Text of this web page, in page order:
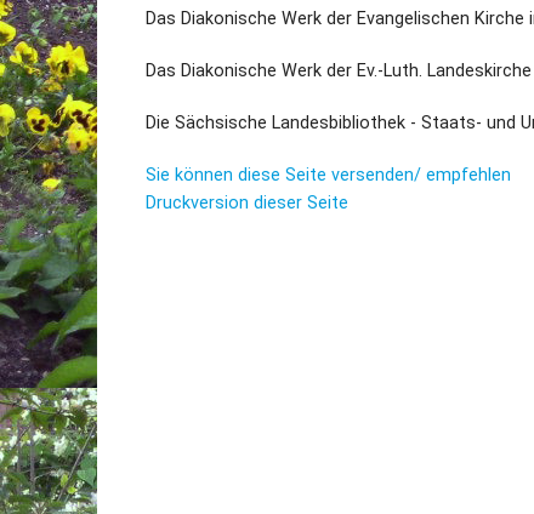
Das Diakonische Werk der Evangelischen Kirche
Das Diakonische Werk der Ev.-Luth.
Die Sächsische Landesbibliothek - Staats- und
Sie können diese Seite versenden/ empfehlen
Druckversion dieser Seite